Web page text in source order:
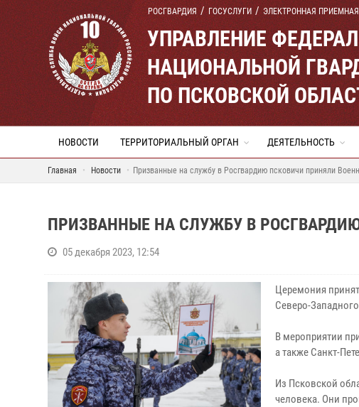
РОСГВАРДИЯ ГОСУСЛУГИ ЭЛЕКТРОННАЯ ПРИЕМНАЯ
УПРАВЛЕНИЕ
НАЦИОНАЛЬНОЙ
ПО ПСКОВСКОЙ
НОВОСТИ ТЕРРИТОРИАЛЬНЫЙ ОРГАН ДЕЯТЕЛЬНОСТЬ
Главная Новости Призванные на службу в Росгвардию псковичи приняли
ПРИЗВАННЫЕ НА СЛУЖБУ В
05 декабря 2023, 12:54
Церемония
Северо-
В мероприятии
а также Санкт-
Из Псковской
человека. Они